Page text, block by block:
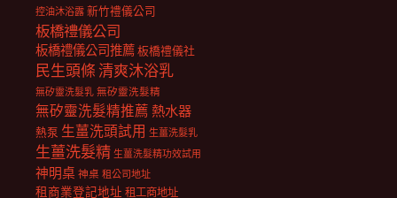
控油沐浴露 新竹禮儀公司
板橋禮儀公司
板橋禮儀公司推薦板橋禮儀社
民生頭條清爽沐浴乳
無矽靈洗髮乳 無矽靈洗髮精
無矽靈洗髮精推薦 熱水器
熱泵 生薑洗頭試用 生薑洗髮乳
生薑洗髮精 生薑洗髮精功效試用
神明桌 神桌 租公司地址
租商業登記地址 租工商地址